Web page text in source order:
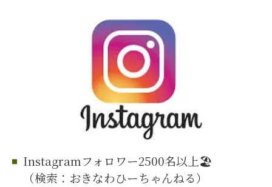
Instagramフォロワー2500名以上🏖️
（検索：おきなわひーちゃんねる）